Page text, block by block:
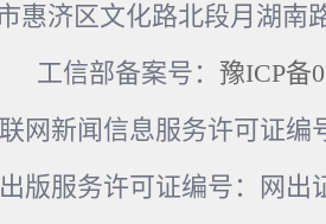
惠济区文化路北段月湖南
工信部备案号： 豫ICP备
网新闻信息服务许可证编
版服务许可证编号：网出